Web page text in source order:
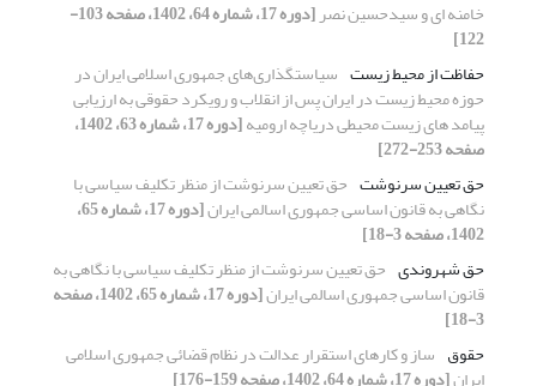
خامنه ای و سیدحسین نصر [دوره 17، شماره 64، 1402، صفحه 103-
122]
حفاظت از محیط زیست سیاستگذاری‌های جمهوری اسلامی ایران در
حوزه محیط زیست در ایران پس از انقلاب و رویکرد حقوقی به ارزیابی
پیامد های زیست محیطی دریاچه ارومیه [دوره 17، شماره 63، 1402،
صفحه 253-272]
حق تعیین سرنوشت حق تعیین سرنوشت از منظر تکلیف سیاسی با
نگاهی به قانون اساسی جمهوری اسالمی ایران [دوره 17، شماره 65،
1402، صفحه 3-18]
حق شهروندی حق تعیین سرنوشت از منظر تکلیف سیاسی با نگاهی به
قانون اساسی جمهوری اسالمی ایران [دوره 17، شماره 65، 1402، صفحه
3-18]
حقوق ساز و کارهای استقرار عدالت در نظام قضائی جمهوری اسلامی
ایران[دوره 17، شماره 64، 1402، صفحه 159-176]